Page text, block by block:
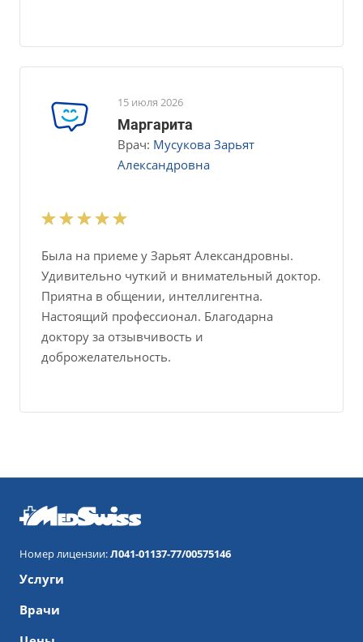
15 июля 2026
Маргарита
Врач: Мусукова Зарьят
Александровна
Была на приеме у Зарьят Александровны.
Удивительно чуткий и внимательный доктор.
Приятна в общении, интеллигентна.
Настоящий профессионал. Благодарна
доктору за отзывчивость и
доброжелательность.
Номер лицензии:Л041-01137-77/00575146
Услуги
Врачи